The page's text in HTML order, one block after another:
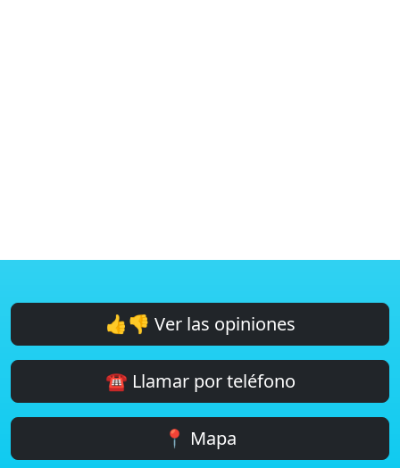
👍👎 Ver las opiniones
☎️ Llamar por teléfono
📍 Mapa